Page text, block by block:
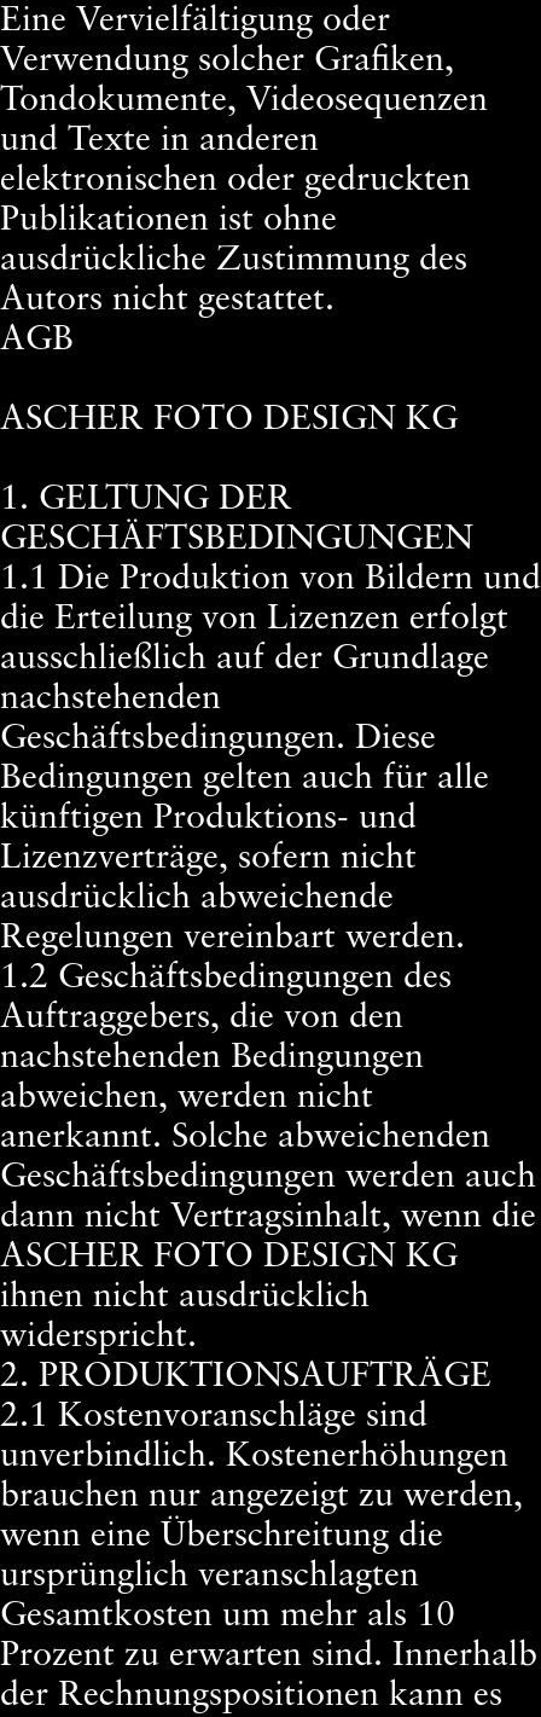
Eine Vervielfältigung oder
Verwendung solcher Grafiken,
Tondokumente, Videosequenzen
und Texte in anderen
elektronischen oder gedruckten
Publikationen ist ohne
ausdrückliche Zustimmung des
Autors nicht gestattet.
AGB
ASCHER FOTO DESIGN KG
1. GELTUNG DER
GESCHÄFTSBEDINGUNGEN
1.1 Die Produktion von Bildern und
die Erteilung von Lizenzen erfolgt
ausschließlich auf der Grundlage
nachstehenden
Geschäftsbedingungen. Diese
Bedingungen gelten auch für alle
künftigen Produktions- und
Lizenzverträge, sofern nicht
ausdrücklich abweichende
Regelungen vereinbart werden.
1.2 Geschäftsbedingungen des
Auftraggebers, die von den
nachstehenden Bedingungen
abweichen, werden nicht
anerkannt. Solche abweichenden
Geschäftsbedingungen werden auch
dann nicht Vertragsinhalt, wenn die
ASCHER FOTO DESIGN KG
ihnen nicht ausdrücklich
widerspricht.
2. PRODUKTIONSAUFTRÄGE
2.1 Kostenvoranschläge sind
unverbindlich. Kostenerhöhungen
brauchen nur angezeigt zu werden,
wenn eine Überschreitung die
ursprünglich veranschlagten
Gesamtkosten um mehr als 10
Prozent zu erwarten sind. Innerhalb
der Rechnungspositionen kann es